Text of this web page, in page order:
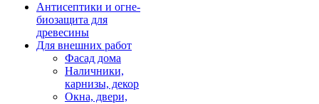
Антисептики и огне-
биозащита для
древесины
Для внешних работ
Фасад дома
Наличники,
карнизы, декор
Окна, двери,